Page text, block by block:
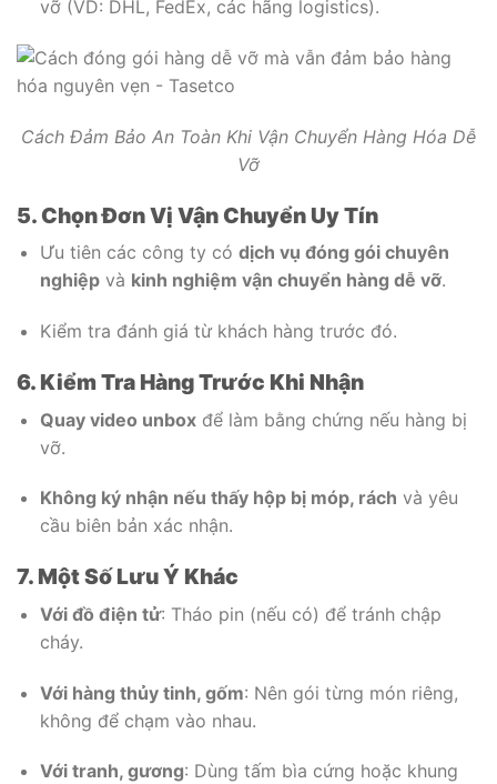
vỡ (VD: DHL, FedEx, các hãng logistics).
Cách Đảm Bảo An Toàn Khi Vận Chuyển Hàng Hóa Dễ
Vỡ
5. Chọn Đơn Vị Vận Chuyển Uy Tín
Ưu tiên các công ty có dịch vụ đóng gói chuyên
nghiệpvà kinh nghiệm vận chuyển hàng dễ vỡ.
Kiểm tra đánh giá từ khách hàng trước đó.
6. Kiểm Tra Hàng Trước Khi Nhận
Quay video unboxđể làm bằng chứng nếu hàng bị
vỡ.
Không ký nhận nếu thấy hộp bị móp, rách và yêu
cầu biên bản xác nhận.
7. Một Số Lưu Ý Khác
Với đồ điện tử: Tháo pin (nếu có) để tránh chập
cháy.
Với hàng thủy tinh, gốm: Nên gói từng món riêng,
không để chạm vào nhau.
Với tranh, gương: Dùng tấm bìa cứng hoặc khung